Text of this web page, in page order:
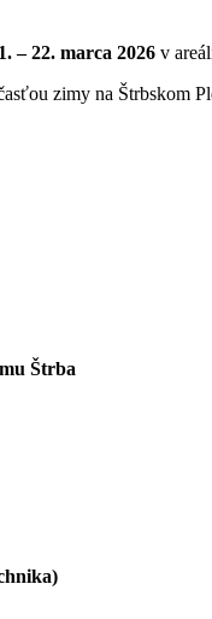
– 22. marca 2026 v
zimy na Štrbskom
Štrba